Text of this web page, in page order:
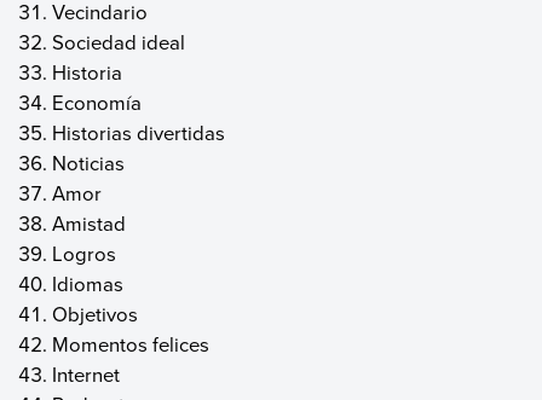
Vecindario
Sociedad ideal
Historia
Economía
Historias divertidas
Noticias
Amor
Amistad
Logros
Idiomas
Objetivos
Momentos felices
Internet